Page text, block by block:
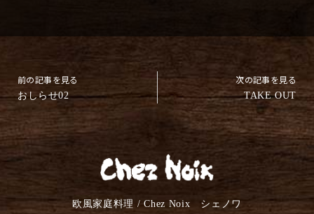
前の記事を見る
おしらせ02
次の記事を見る
TAKE OUT
欧風家庭料理 / Chez Noix シェノワ